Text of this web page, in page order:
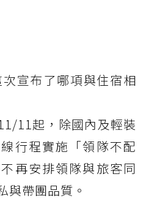
宣布了哪項與住宿相
11起，除國內及輕裝
行程實施「領隊不配
再安排領隊與旅客同
與帶團品質。